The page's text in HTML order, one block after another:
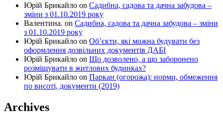
Юрій Брикайло on Садибна, садова та дачна забудова –
зміни з 01.10.2019 року
Валентина. on Садибна, садова та дачна забудова – зміни
з 01.10.2019 року
Юрій Брикайло on Об’єкти, які можна будувати без
оформлення дозвільних документів ДАБІ
Юрій Брикайло on Що дозволено, а що заборонено
розміщувати в житлових будинках?
Юрій Брикайло on Паркан (огорожа): норми, обмеження
по висоті, документи (2019)
Archives